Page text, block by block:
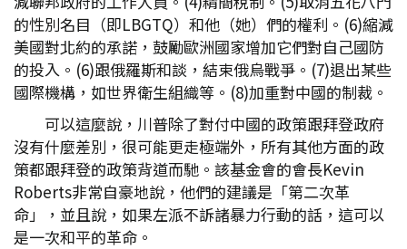
的性別名目（即LBGTQ）和他（她）們的權利。(6)縮減
美國對北約的承諾，鼓勵歐洲國家增加它們對自己國防
的投入。(6)跟俄羅斯和談，結束俄烏戰爭。(7)退出某些
國際機構，如世界衛生組織等。(8)加重對中國的制裁。
可以這麼說，川普除了對付中國的政策跟拜登政府
沒有什麼差別，很可能更走極端外，所有其他方面的政
策都跟拜登的政策背道而馳。該基金會的會長Kevin
Roberts非常自豪地說，他們的建議是「第二次革
命」，並且說，如果左派不訴諸暴力行動的話，這可以
是一次和平的革命。